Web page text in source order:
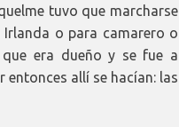
tuvo que marcharse
Irlanda o para camarero o
era dueño y se fue a
allí se hacían: las